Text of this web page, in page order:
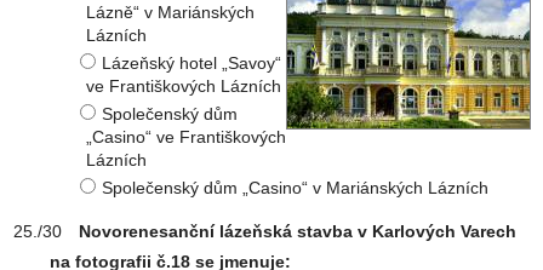
Lázně“ v Mariánských
Lázních
Lázeňský hotel „Savoy“
ve Františkových Lázních
Společenský dům
„Casino“ ve Františkových
Lázních
Společenský dům „Casino“ v Mariánských Lázních
Novorenesanční lázeňská stavba v Karlových Varech
na fotografii č.18 se jmenuje: